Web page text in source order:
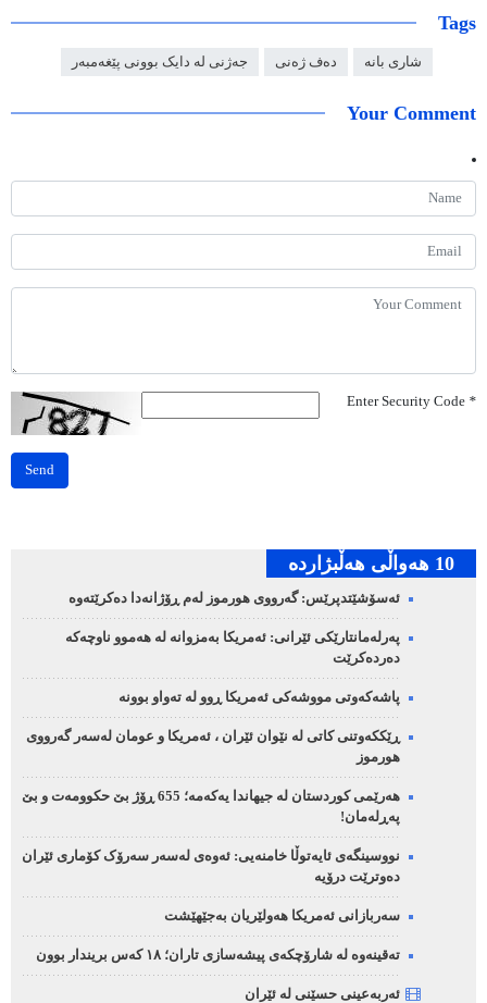
Tags
شاری بانە دەف ژەنی جەژنی لە دایک بوونی پێغەمبەر
Your Comment
*
Send
10 هه‌واڵی هه‌ڵبژارده‌
ئەسۆشێتدپرێس: گەرووی هورموز لەم ڕۆژانەدا دەکرێتەوە
پەرلەمانتارێکی ئێرانی: ئەمریکا بەمزوانە لە هەموو ناوچەکە
دەردەکرێت
پاشەکەوتی مووشەکی ئەمریکا ڕوو لە تەواو بوونە
ڕێککەوتنی کاتی لە نێوان ئێران ، ئەمریکا و عومان لەسەر گەرووی
هورموز
هەرێمی کوردستان لە جیهاندا یەکەمە؛ 655 ڕۆژ بێ حکوومەت و بێ
پەڕلەمان!
نووسینگەی ئایەتوڵا خامنەیی: ئەوەی لەسەر سەرۆک کۆماری ئێران
دەوترێت درۆیە
سەربازانی ئەمریکا هەولێریان بەجێهێشت
تەقینەوە لە شارۆچکەی پیشەسازی تاران؛ ١٨ کەس بریندار بوون
ئەربەعینی حسێنی لە ئێران